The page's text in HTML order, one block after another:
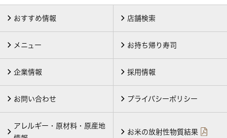
おすすめ情報 店舗検索
メニュー お持ち帰り寿司
企業情報 採用情報
お問い合わせ プライバシーポリシー
アレルギー・原材料・原産地
お米の放射性物質結果